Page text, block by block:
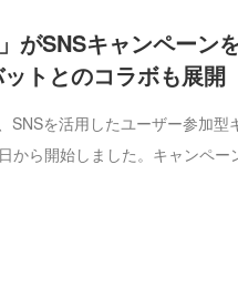
がSNSキャンペーン
トとのコラボも展開
SNSを活用したユーザー参加型
から開始しました。キャンペー